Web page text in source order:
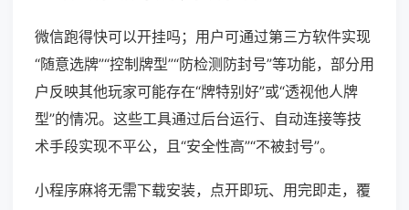
微信跑得快可以开挂吗；用户可通过第三方软件实现
“随意选牌”“控制牌型”“防检测防封号”等功能，部分用
户反映其他玩家可能存在“牌特别好”或“透视他人牌
型”的情况。这些工具通过后台运行、自动连接等技
术手段实现不平公，且“安全性高”“不被封号”。
小程序麻将无需下载安装，点开即玩、用完即走，覆